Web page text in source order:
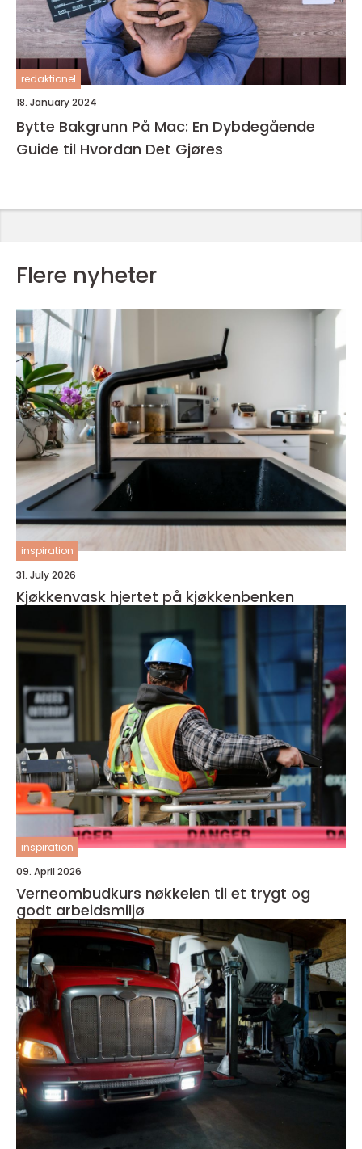
redaktionel
18. January 2024
Bytte Bakgrunn På Mac: En Dybdegående
Guide til Hvordan Det Gjøres
Flere nyheter
inspiration
31. July 2026
Kjøkkenvask hjertet på kjøkkenbenken
inspiration
09. April 2026
Verneombudkurs nøkkelen til et trygt og
godt arbeidsmiljø